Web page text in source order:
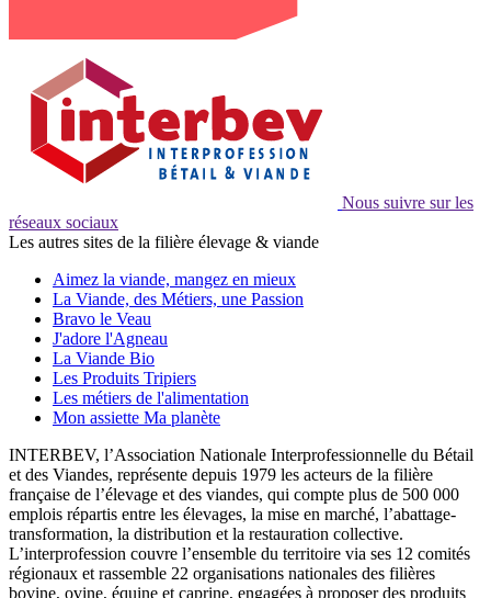
Nous suivre sur les
réseaux sociaux
Les autres sites de la filière élevage & viande
Aimez la viande, mangez en mieux
La Viande, des Métiers, une Passion
Bravo le Veau
J'adore l'Agneau
La Viande Bio
Les Produits Tripiers
Les métiers de l'alimentation
Mon assiette Ma planète
INTERBEV, l’Association Nationale Interprofessionnelle du Bétail
et des Viandes, représente depuis 1979 les acteurs de la filière
française de l’élevage et des viandes, qui compte plus de 500 000
emplois répartis entre les élevages, la mise en marché, l’abattage-
transformation, la distribution et la restauration collective.
L’interprofession couvre l’ensemble du territoire via ses 12 comités
régionaux et rassemble 22 organisations nationales des filières
bovine, ovine, équine et caprine, engagées à proposer des produits